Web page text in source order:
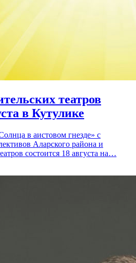
театров
в Кутулике
в аистовом гнезде» с
Аларского района и
состоится 18 августа на…